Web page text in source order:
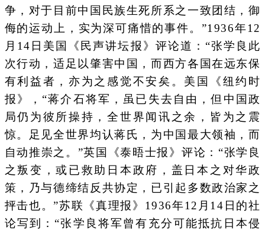
争，对于目前中国民族生死所系之一致团结，御
侮的运动上，实为深可痛惜的事件。”1936年12
月14日美国《民声讲坛报》评论道：“张学良此
次行动，适足以肇害中国，而西方各国在远东保
有利益者，亦为之感觉不安矣。美国《纽约时
报》，“蒋介石将军，虽已失去自由，但中国政
局仍为彼所操持，全世界闻讯之余，皆为之震
惊。足见全世界均认蒋氏，为中国最大领袖，而
自动推崇之。”英国《泰晤士报》评论：“张学良
之叛变，或已救助日本政府，盖日本之对华政
策，乃与德缔结反共协定，已引起多数政治家之
抨击也。”苏联《真理报》1936年12月14日的社
论写到：“张学良将军曾有充分可能抵抗日本侵